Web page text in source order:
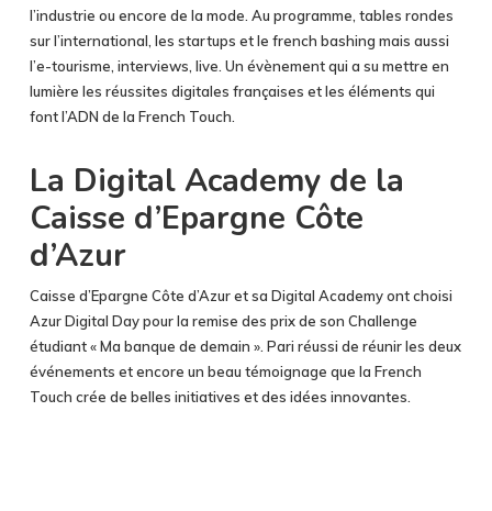
l’industrie ou encore de la mode. Au programme, tables rondes
sur l’international, les startups et le french bashing mais aussi
l’e-tourisme, interviews, live. Un évènement qui a su mettre en
lumière les réussites digitales françaises et les éléments qui
font l’ADN de la French Touch.
La Digital Academy de la
Caisse d’Epargne Côte
d’Azur
Caisse d’Epargne Côte d’Azur et sa Digital Academy ont choisi
Azur Digital Day pour la remise des prix de son Challenge
étudiant « Ma banque de demain ». Pari réussi de réunir les deux
événements et encore un beau témoignage que la French
Touch crée de belles initiatives et des idées innovantes.